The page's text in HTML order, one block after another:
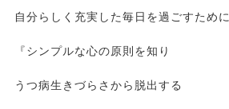
自分らしく充実した毎日を過ごすために
『シンプルな心の原則を知り
うつ病生きづらさから脱出する